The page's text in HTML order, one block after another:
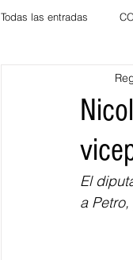
Todas las entradas
El
a